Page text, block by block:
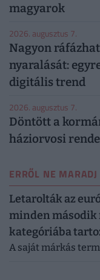
magyarok
2026. augusztus 7.
Nagyon
nyaralását:
digitális trend
2026. augusztus 7.
Döntött a
háziorvosi
ERRŐL NE MARADJ
Letarolták az
minden második
kategóriába
A saját márkás